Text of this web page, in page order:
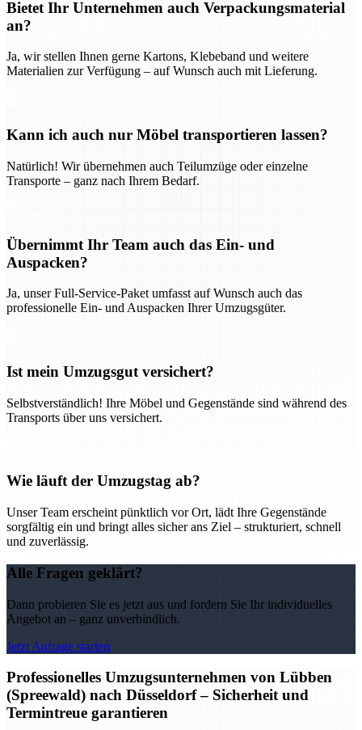
Bietet Ihr Unternehmen auch Verpackungsmaterial
an?
Ja, wir stellen Ihnen gerne Kartons, Klebeband und weitere
Materialien zur Verfügung – auf Wunsch auch mit Lieferung.
Kann ich auch nur Möbel transportieren lassen?
Natürlich! Wir übernehmen auch Teilumzüge oder einzelne
Transporte – ganz nach Ihrem Bedarf.
Übernimmt Ihr Team auch das Ein- und
Auspacken?
Ja, unser Full-Service-Paket umfasst auf Wunsch auch das
professionelle Ein- und Auspacken Ihrer Umzugsgüter.
Ist mein Umzugsgut versichert?
Selbstverständlich! Ihre Möbel und Gegenstände sind während des
Transports über uns versichert.
Wie läuft der Umzugstag ab?
Unser Team erscheint pünktlich vor Ort, lädt Ihre Gegenstände
sorgfältig ein und bringt alles sicher ans Ziel – strukturiert, schnell
und zuverlässig.
Alle Fragen geklärt?
Dann probieren Sie es jetzt aus und fordern Sie Ihr individuelles
Angebot an – ganz unverbindlich.
Jetzt Anfrage starten
Professionelles Umzugsunternehmen von Lübben
(Spreewald) nach Düsseldorf – Sicherheit und
Termintreue garantieren